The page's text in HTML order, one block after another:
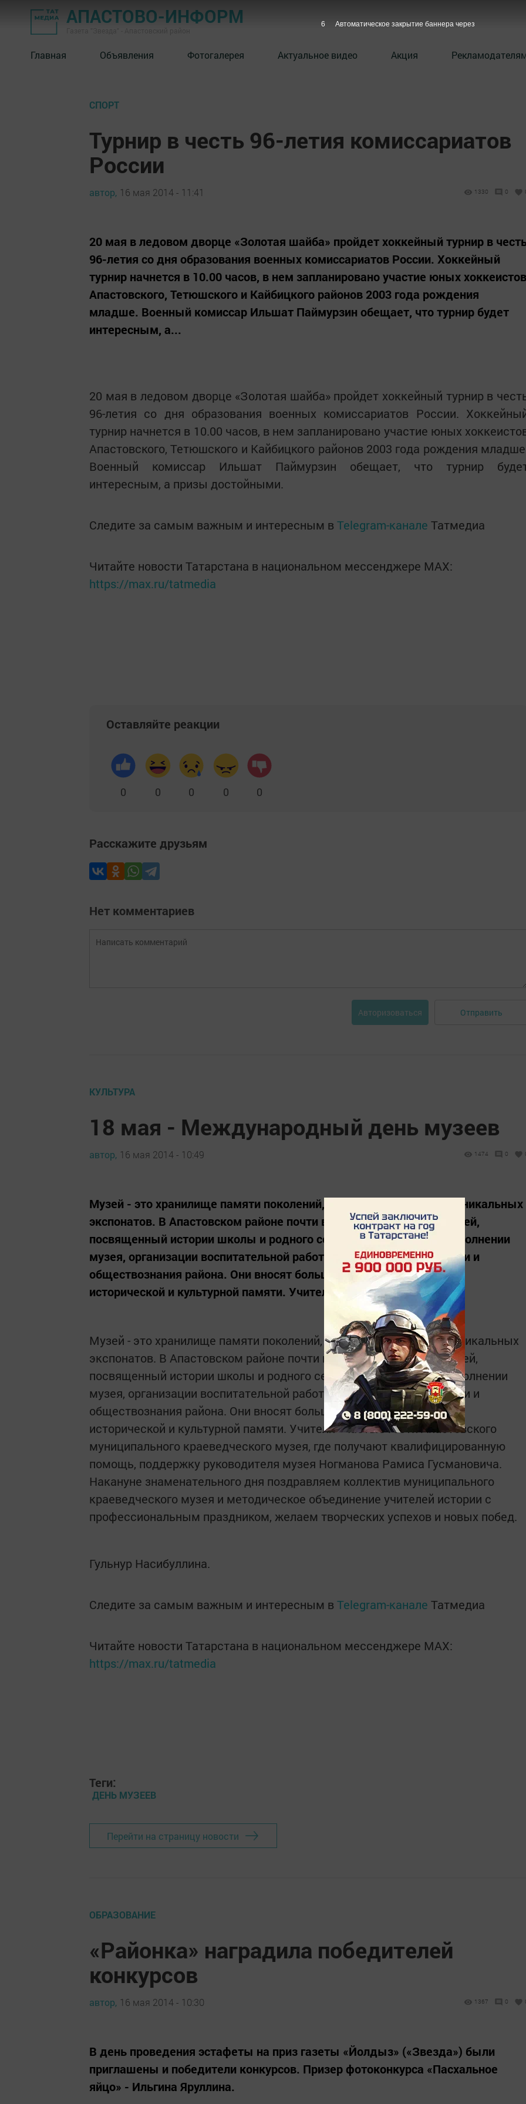
АПАСТОВО-ИНФОРМ
Главная Объявления Фотогалерея Актуальное видео Акция
СПОРТ
Турнир в честь 96-летия комиссариатов
России
автор, 16 мая 2014 - 11:41 1330 0
20 мая в ледовом дворце «Золотая шайба» пройдет хоккейный турнир в
96-летия со дня образования военных комиссариатов России. Хоккейный
турнир начнется в 10.00 часов, в нем запланировано участие юных хоккеистов
Апастовского, Тетюшского и Кайбицкого районов 2003 года рождения
младше. Военный комиссар Ильшат Паймурзин обещает, что турнир будет
интересным, а...
20 мая в ледовом дворце «Золотая шайба» пройдет хоккейный турнир в
96-летия со дня образования военных комиссариатов России.
турнир начнется в 10.00 часов, в нем запланировано участие юных
Апастовского, Тетюшского и Кайбицкого районов 2003 года рождения
Военный комиссар Ильшат Паймурзин обещает, что турнир
интересным, а призы достойными.
Следите за самым важным и интересным в Telegram-канале Татмедиа
Читайте новости Татарстана в национальном мессенджере MАХ:
https://max.ru/tatmedia
Оставляйте реакции
0 0 0 0 0
Расскажите друзьям
Нет комментариев
Авторизоваться Отправить
КУЛЬТУРА
18 мая - Международный день музеев
автор, 16 мая 2014 - 10:49 1474 0
Музей - это хранилище памяти поколений, прекрасных традиций, уникальных
экспонатов. В Апастовском районе почти в каждой школе есть музей,
посвященный истории школы и родного села. Огромную роль в пополнении
музея, организации воспитательной работы играют учителя истории и
обществознания района. Они вносят большой вклад в сохранение
исторической и культурной памяти. Учителя...
Музей - это хранилище памяти поколений, прекрасных традиций, уникальных
экспонатов. В Апастовском районе почти в каждой школе есть музей,
посвященный истории школы и родного села. Огромную роль в пополнении
музея, организации воспитательной работы играют учителя истории и
обществознания района. Они вносят большой вклад в сохранение
исторической и культурной памяти. Учителя - частые гости Апастовского
муниципального краеведческого музея, где получают квалифицированную
помощь, поддержку руководителя музея Ногманова Рамиса Гусмановича.
Накануне знаменательного дня поздравляем коллектив муниципального
краеведческого музея и методическое объединение учителей истории с
профессиональным праздником, желаем творческих успехов и новых побед.
Гульнур Насибуллина.
Следите за самым важным и интересным в Telegram-канале Татмедиа
Читайте новости Татарстана в национальном мессенджере MАХ:
https://max.ru/tatmedia
Теги:
ДЕНЬ МУЗЕЕВ
Перейти на страницу новости
ОБРАЗОВАНИЕ
«Районка» наградила победителей
конкурсов
автор, 16 мая 2014 - 10:30 1367 0
В день проведения эстафеты на приз газеты «Йолдыз» («Звезда») были
приглашены и победители конкурсов. Призер фотоконкурса «Пасхальное
яйцо» - Ильгина Яруллина.
5 Автоматическое закрытие баннера через